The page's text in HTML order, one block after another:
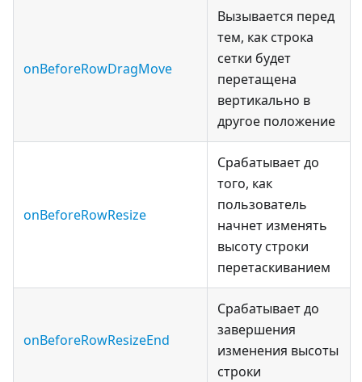
onBeforeRowDragMove
Вызывается перед
тем, как строка
сетки будет
перетащена
вертикально в
другое положение
onBeforeRowResize
Срабатывает до
того, как
пользователь
начнет изменять
высоту строки
перетаскиванием
onBeforeRowResizeEnd
Срабатывает до
завершения
изменения высоты
строки